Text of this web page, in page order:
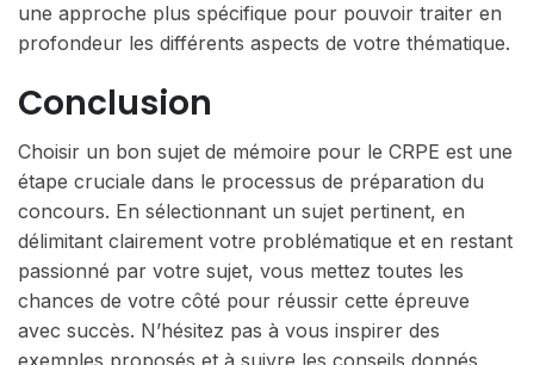
une approche plus spécifique pour pouvoir traiter en
profondeur les différents aspects de votre thématique.
Conclusion
Choisir un bon sujet de mémoire pour le CRPE est une
étape cruciale dans le processus de préparation du
concours. En sélectionnant un sujet pertinent, en
délimitant clairement votre problématique et en restant
passionné par votre sujet, vous mettez toutes les
chances de votre côté pour réussir cette épreuve
avec succès. N’hésitez pas à vous inspirer des